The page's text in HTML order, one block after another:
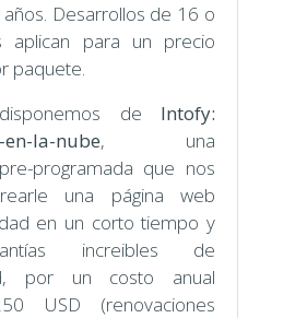
Desarrollos de 16 o
aplican para un precio
paquete.
de Intofy:
la-nube, una
programada que nos
una página web
en un corto tiempo y
increibles de
por un costo anual
USD (renovaciones